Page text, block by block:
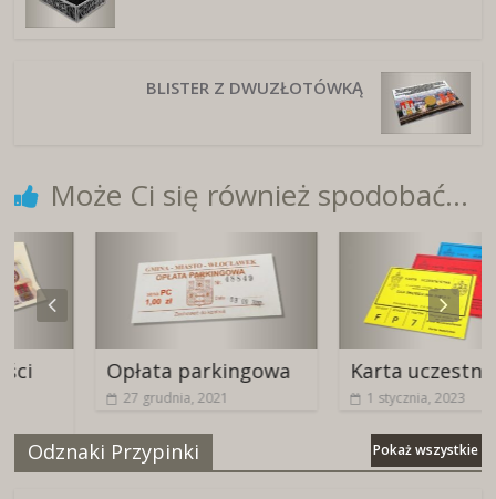
BLISTER Z DWUZŁOTÓWKĄ
Może Ci się również spodobać...
Opłata parkingowa
27 grudnia, 2021
Karta uczestnictwa
1 stycznia, 2023
Odznaki Przypinki Pokaż wszystkie